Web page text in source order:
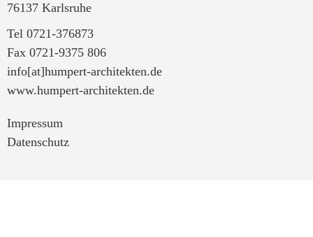
76137 Karlsruhe
Tel 0721-376873
Fax 0721-9375 806
info[at]humpert-architekten.de
www.humpert-architekten.de
Impressum
Datenschutz